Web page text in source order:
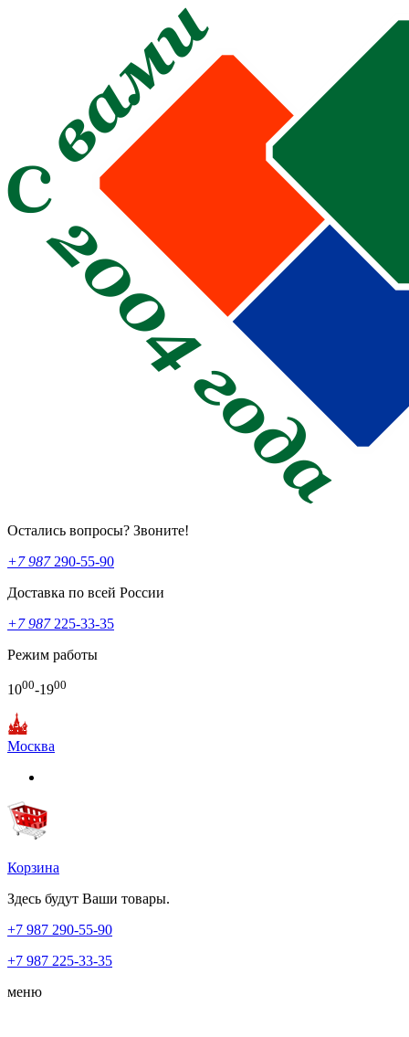
Остались вопросы? Звоните!
+7 987290-55-90
Доставка по всей России
+7 987225-33-35
Режим работы
1000-1900
Москва
Корзина
Здесь будут Ваши товары.
+7 987 290-55-90
+7 987 225-33-35
меню